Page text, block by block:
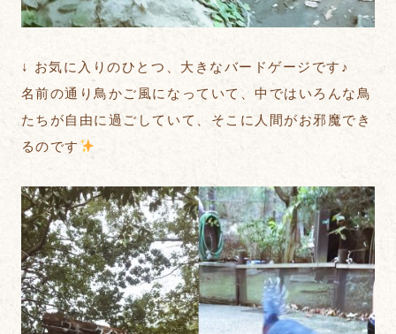
↓ お気に入りのひとつ、大きなバードゲージです♪
名前の通り鳥かご風になっていて、中ではいろんな鳥
たちが自由に過ごしていて、そこに人間がお邪魔でき
るのです